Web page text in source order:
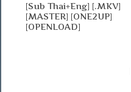
[Sub Thai+Eng] [.MKV]
[MASTER] [ONE2UP]
[OPENLOAD]